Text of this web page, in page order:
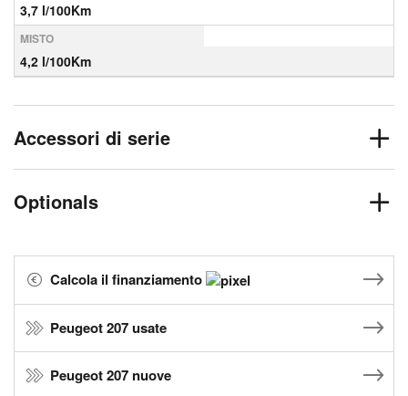
3,7 l/100Km
MISTO
4,2 l/100Km
Accessori di serie
Optionals
Calcola il finanziamento
Peugeot 207 usate
Peugeot 207 nuove